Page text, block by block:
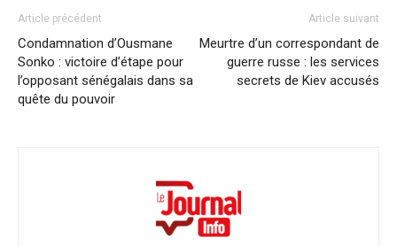
Article précédent
Condamnation d’Ousmane
Sonko : victoire d’étape pour
l’opposant sénégalais dans sa
quête du pouvoir
Article suivant
Meurtre d’un correspondant de
guerre russe : les services
secrets de Kiev accusés